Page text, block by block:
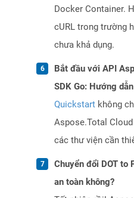
Docker Container.
cURL trong trường
chưa khả dụng.
Bắt đầu với API
SDK Go: Hướng
Quickstart không
Aspose.Total
các thư viện cần
Chuyển đổi DOT to
an toàn không?